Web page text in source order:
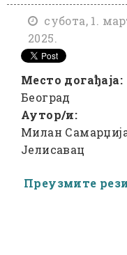
субота, 1.
2025.
Место догађаја:
Београд
Аутор/и:
Милан
Јелисавац
Преузмите